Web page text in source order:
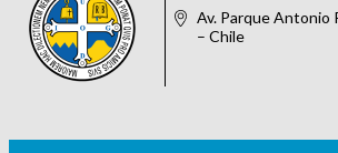
Av. Parque Antonio
– Chile